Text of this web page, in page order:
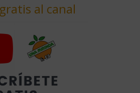
al canal